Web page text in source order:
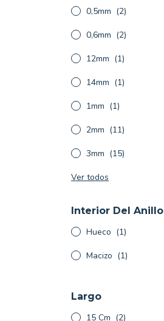
0,5mm (2)
0,6mm (2)
12mm (1)
14mm (1)
1mm (1)
2mm (11)
3mm (15)
Ver todos
Interior Del Anillo
Hueco (1)
Macizo (1)
Largo
15 Cm (2)